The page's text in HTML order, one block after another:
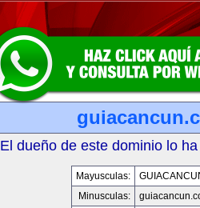
El dueño de este dominio lo
Mayusculas:
Minusculas: